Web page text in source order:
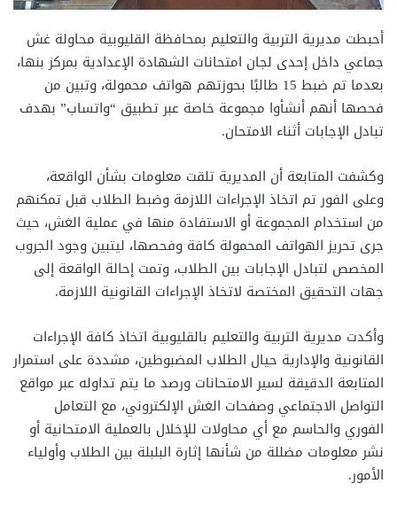
أحبطت مديرية التربية والتعليم بمحافظة القليوبية محاولة غش
جماعي داخل إحدى لجان امتحانات الشهادة الإعدادية بمركز بنها،
بعدما تم ضبط 15 طالبًا بحوزتهم هواتف محمولة، وتبين من
فحصها أنهم أنشأوا مجموعة خاصة عبر تطبيق “واتساب” بهدف
تبادل الإجابات أثناء الامتحان.
وكشفت المتابعة أن المديرية تلقت معلومات بشأن الواقعة،
وعلى الفور تم اتخاذ الإجراءات اللازمة وضبط الطلاب قبل تمكنهم
من استخدام المجموعة أو الاستفادة منها في عملية الغش، حيث
جرى تحريز الهواتف المحمولة كافة وفحصها، ليتبين وجود الجروب
المخصص لتبادل الإجابات بين الطلاب، وتمت إحالة الواقعة إلى
جهات التحقيق المختصة لاتخاذ الإجراءات القانونية اللازمة.
وأكدت مديرية التربية والتعليم بالقليوبية اتخاذ كافة الإجراءات
القانونية والإدارية حيال الطلاب المضبوطين، مشددة على استمرار
المتابعة الدقيقة لسير الامتحانات ورصد ما يتم تداوله عبر مواقع
التواصل الاجتماعي وصفحات الغش الإلكتروني، مع التعامل
الفوري والحاسم مع أي محاولات للإخلال بالعملية الامتحانية أو
نشر معلومات مضللة من شأنها إثارة البلبلة بين الطلاب وأولياء
الأمور.